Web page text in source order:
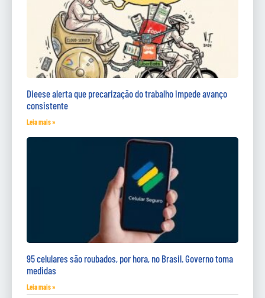
Dieese alerta que precarização do trabalho impede avanço
consistente
Leia mais »
95 celulares são roubados, por hora, no Brasil. Governo toma
medidas
Leia mais »